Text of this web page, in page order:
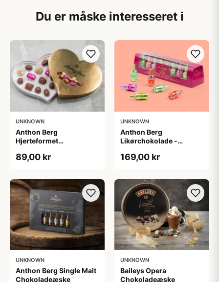
Du er måske interesseret i
UNKNOWN
Anthon Berg
Hjerteformet
89,00 kr
UNKNOWN
Anthon Berg
Likørchokolade -
169,00 kr
UNKNOWN
Anthon Berg Single Malt
Chokoladeæske
UNKNOWN
Baileys Opera
Chokoladeæske